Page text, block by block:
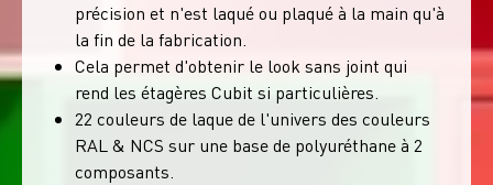
précision et n'est laqué ou plaqué à la main qu'à
la fin de la fabrication.
Cela permet d'obtenir le look sans joint qui
rend les étagères Cubit si particulières.
22 couleurs de laque de l'univers des couleurs
RAL & NCS sur une base de polyuréthane à 2
composants.